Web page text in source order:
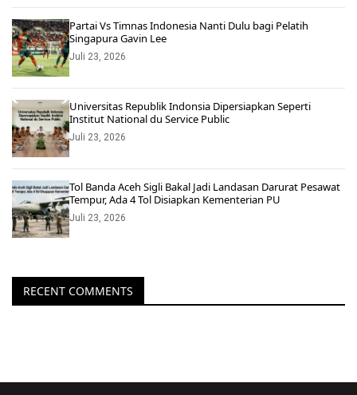
Partai Vs Timnas Indonesia Nanti Dulu bagi Pelatih
Singapura Gavin Lee
Juli 23, 2026
Universitas Republik Indonsia Dipersiapkan Seperti
Institut National du Service Public
Juli 23, 2026
Tol Banda Aceh Sigli Bakal Jadi Landasan Darurat Pesawat
Tempur, Ada 4 Tol Disiapkan Kementerian PU
Juli 23, 2026
RECENT COMMENTS